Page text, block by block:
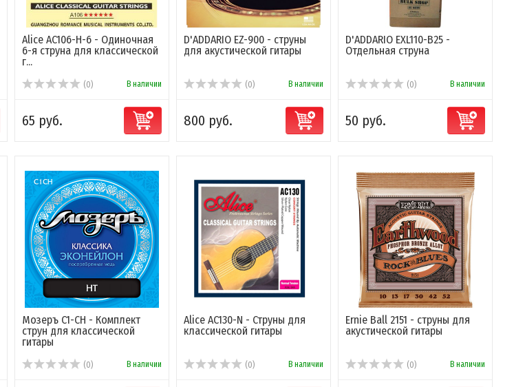
Alice AC106-H-6 - Одиночная
6-я струна для классической
г...
(0) В наличии
65 руб.
D'ADDARIO EZ-900 - струны
для акустической гитары
(0) В наличии
800 руб.
D'ADDARIO EXL110-B25 -
Отдельная струна
(0) В наличии
50 руб.
Мозеръ C1-CH - Комплект
струн для классической
гитары
(0) В наличии
Alice AC130-N - Струны для
классической гитары
(0) В наличии
Ernie Ball 2151 - струны для
акустической гитары
(0) В наличии